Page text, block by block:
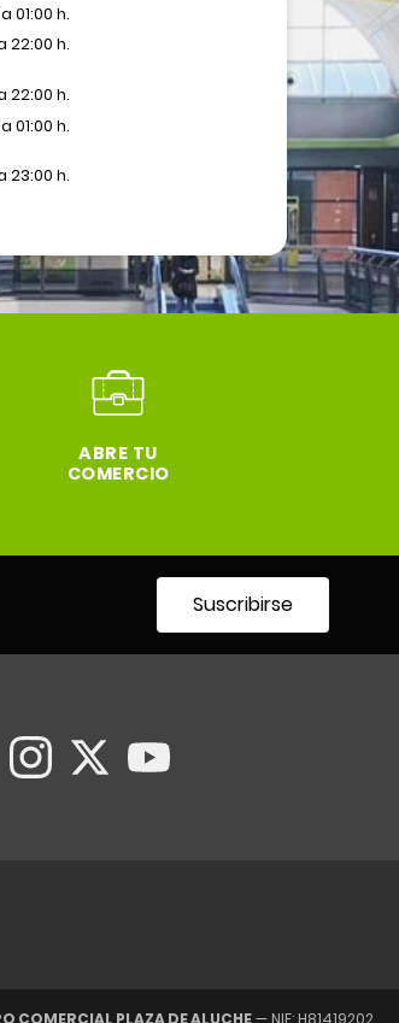
01:00 h.
22:00 h.
22:00 h.
01:00 h.
23:00 h.
ABRE TU
COMERCIO
Suscribirse
COMERCIAL PLAZA DE ALUCHE— NIF: H81419202